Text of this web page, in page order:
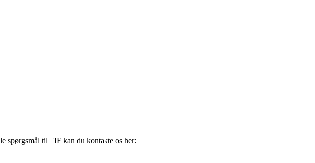
spørgsmål til TIF kan du kontakte os her: